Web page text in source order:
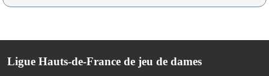
Ligue Hauts-de-France de jeu de dames